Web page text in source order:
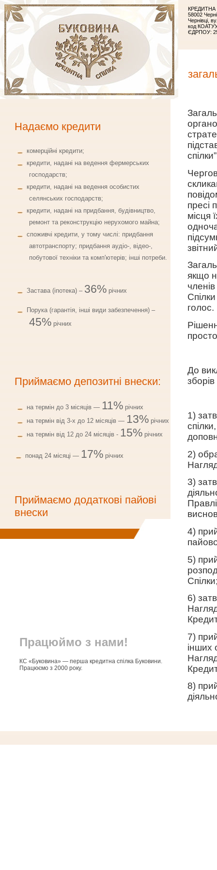
КРЕДИТНА
58002
Чернiвцi,
код
ЄДРПОУ:
Надаємо кредити
комерційні кредити;
кредити, надані на ведення фермерських
господарств;
кредити, надані на ведення особистих
селянських господарств;
кредити, надані на придбання, будівництво,
ремонт та реконструкцію нерухомого майна;
споживчі кредити, у тому числі: придбання
автотранспорту; придбання аудіо-, відео-,
побутової техніки та комп'ютерів; інші потреби.
Застава (іпотека) – 36% річних
Порука (гарантія, інші види забезпечення) –
45% річних
Приймаємо депозитні внески:
на термін до 3 мiсяцiв — 11% річних
на термін від 3-х до 12 місяців — 13% річних
на термiн вiд 12 до 24 мiсяцiв - 15% рiчних
понад 24 місяці — 17% річних
Приймаємо додаткові пайові
внески
Працюймо з нами!
КС «Буковина» — перша кредитна спілка Буковини.
Працюємо з 2000 року.
пресі
місця
якщо
голос.
До
1)
2)
3)
4)
5)
6)
7)
інших
8)